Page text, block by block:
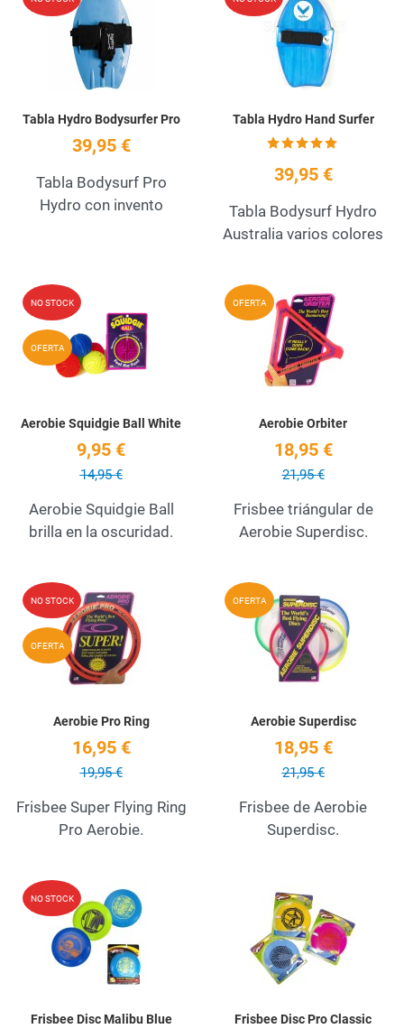
Tabla Hydro Bodysurfer Pro
39,95 €
Tabla Bodysurf Pro
Hydro con invento
Tabla Hydro Hand Surfer
39,95 €
Tabla Bodysurf Hydro
Australia varios colores
NO STOCK
OFERTA
Add to Wishlist
Aerobie Squidgie Ball White
9,95 €
14,95 €
Aerobie Squidgie Ball
brilla en la oscuridad.
OFERTA
Aerobie Orbiter
18,95 €
21,95 €
Frisbee triángular de
Aerobie Superdisc.
NO STOCK
OFERTA
Add to Wishlist
Quick View
Aerobie Pro Ring
16,95 €
19,95 €
Frisbee Super Flying Ring
Pro Aerobie.
OFERTA
Aerobie Superdisc
18,95 €
21,95 €
Frisbee de Aerobie
Superdisc.
NO STOCK Add to Wishlist
Frisbee Disc Malibu Blue Frisbee Disc Pro Classic